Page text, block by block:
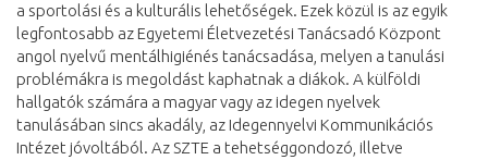
a sportolási és a kulturális lehetőségek. Ezek közül is az egyik
legfontosabb az Egyetemi Életvezetési Tanácsadó Központ
angol nyelvű mentálhigiénés tanácsadása, melyen a tanulási
problémákra is megoldást kaphatnak a diákok. A külföldi
hallgatók számára a magyar vagy az idegen nyelvek
tanulásában sincs akadály, az Idegennyelvi Kommunikációs
Intézet jóvoltából. Az SZTE a tehetséggondozó, illetve